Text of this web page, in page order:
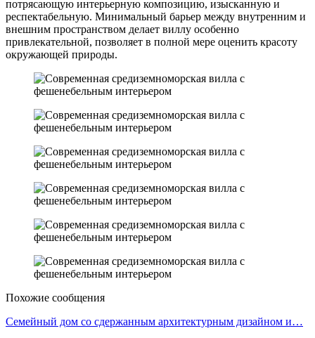
потрясающую интерьерную композицию, изысканную и
респектабельную. Минимальный барьер между внутренним и
внешним пространством делает виллу особенно
привлекательной, позволяет в полной мере оценить красоту
окружающей природы.
Похожие сообщения
Семейный дом со сдержанным архитектурным дизайном и…